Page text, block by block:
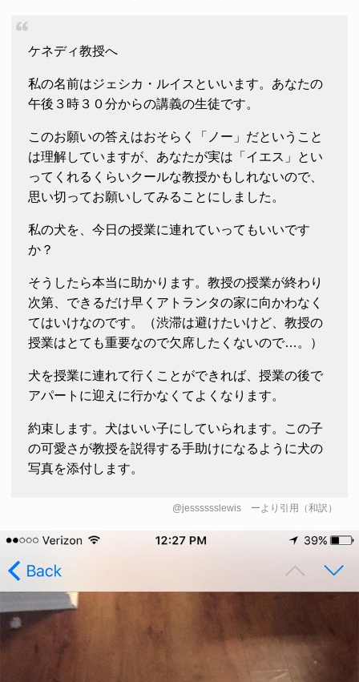
ケネディ教授へ
私の名前はジェシカ・ルイスといいます。あなたの
午後３時３０分からの講義の生徒です。
このお願いの答えはおそらく「ノー」だということ
は理解していますが、あなたが実は「イエス」とい
ってくれるくらいクールな教授かもしれないので、
思い切ってお願いしてみることにしました。
私の犬を、今日の授業に連れていってもいいです
か？
そうしたら本当に助かります。教授の授業が終わり
次第、できるだけ早くアトランタの家に向かわなく
てはいけなのです。（渋滞は避けたいけど、教授の
授業はとても重要なので欠席したくないので…。）
犬を授業に連れて行くことができれば、授業の後で
アパートに迎えに行かなくてよくなります。
約束します。犬はいい子にしていられます。この子
の可愛さが教授を説得する手助けになるように犬の
写真を添付します。
@jesssssslewisーより引用（和訳）